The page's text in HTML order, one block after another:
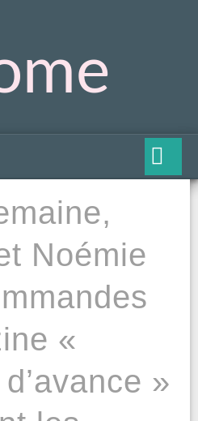
Noémie
«
»